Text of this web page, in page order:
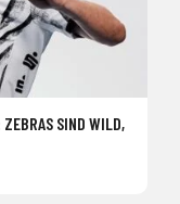
SIND WILD,